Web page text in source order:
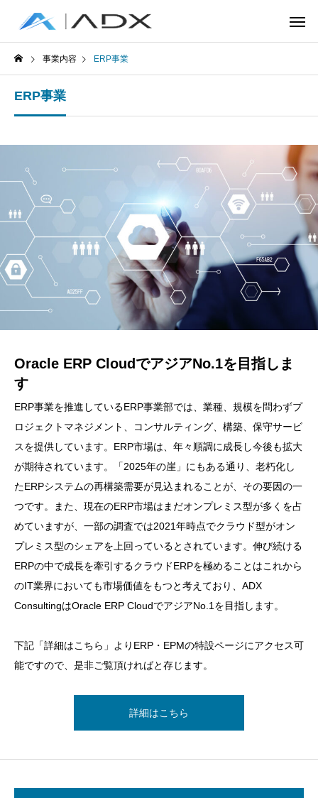
事業内容 ERP事業
ERP事業
Oracle ERP CloudでアジアNo.1を目指しま
す
ERP事業を推進しているERP事業部では、業種、規模を問わずプ
ロジェクトマネジメント、コンサルティング、構築、保守サービ
スを提供しています。ERP市場は、年々順調に成長し今後も拡大
が期待されています。「2025年の崖」にもある通り、老朽化し
たERPシステムの再構築需要が見込まれることが、その要因の一
つです。また、現在のERP市場はまだオンプレミス型が多くを占
めていますが、一部の調査では2021年時点でクラウド型がオン
プレミス型のシェアを上回っているとされています。伸び続ける
ERPの中で成長を牽引するクラウドERPを極めることはこれから
のIT業界においても市場価値をもつと考えており、ADX
ConsultingはOracle ERP CloudでアジアNo.1を目指します。
下記「詳細はこちら」よりERP・EPMの特設ページにアクセス可
能ですので、是非ご覧頂ければと存じます。
詳細はこちら